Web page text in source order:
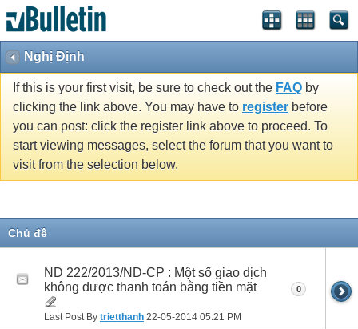
Nghị Định
If this is your first visit, be sure to check out the FAQ by
clicking the link above. You may have to register before
you can post: click the register link above to proceed. To
start viewing messages, select the forum that you want to
visit from the selection below.
Chủ đề
ND 222/2013/ND-CP : Một số giao dịch
không được thanh toán bằng tiền mặt
Last Post By trietthanh 22-05-2014 05:21 PM
0